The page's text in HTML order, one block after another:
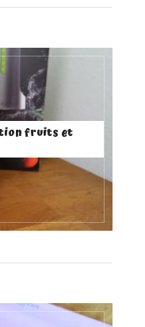
fruits et